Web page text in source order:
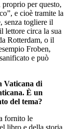
per questo,
e cioè tramite la
senza togliere il
lettore circa la sua
Rotterdam, o il
Froben,
e può
Vaticana di
È un
del tema?
fornito le
libro e della storia